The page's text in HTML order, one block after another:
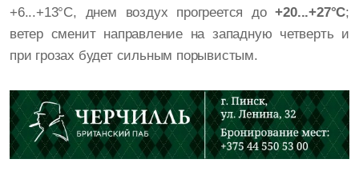
+6...+13°C, днем воздух прогреется до+20...+27°C;
ветер сменит направление на западную четверть и
при грозах будет сильным порывистым.